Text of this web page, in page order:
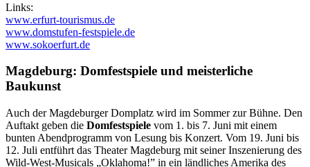
Links:
www.erfurt-tourismus.de
www.domstufen-festspiele.de
www.sokoerfurt.de
Magdeburg: Domfestspiele und meisterliche
Baukunst
Auch der Magdeburger Domplatz wird im Sommer zur Bühne. Den
Auftakt geben die Domfestspiele vom 1. bis 7. Juni mit einem
bunten Abendprogramm von Lesung bis Konzert. Vom 19. Juni bis
12. Juli entführt das Theater Magdeburg mit seiner Inszenierung des
Wild-West-Musicals „Oklahoma!” in ein ländliches Amerika des